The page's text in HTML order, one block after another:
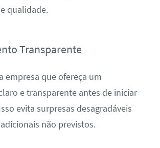
qualidade.
Transparente
empresa que ofereça um
e transparente antes de iniciar
evita surpresas desagradáveis
não previstos.